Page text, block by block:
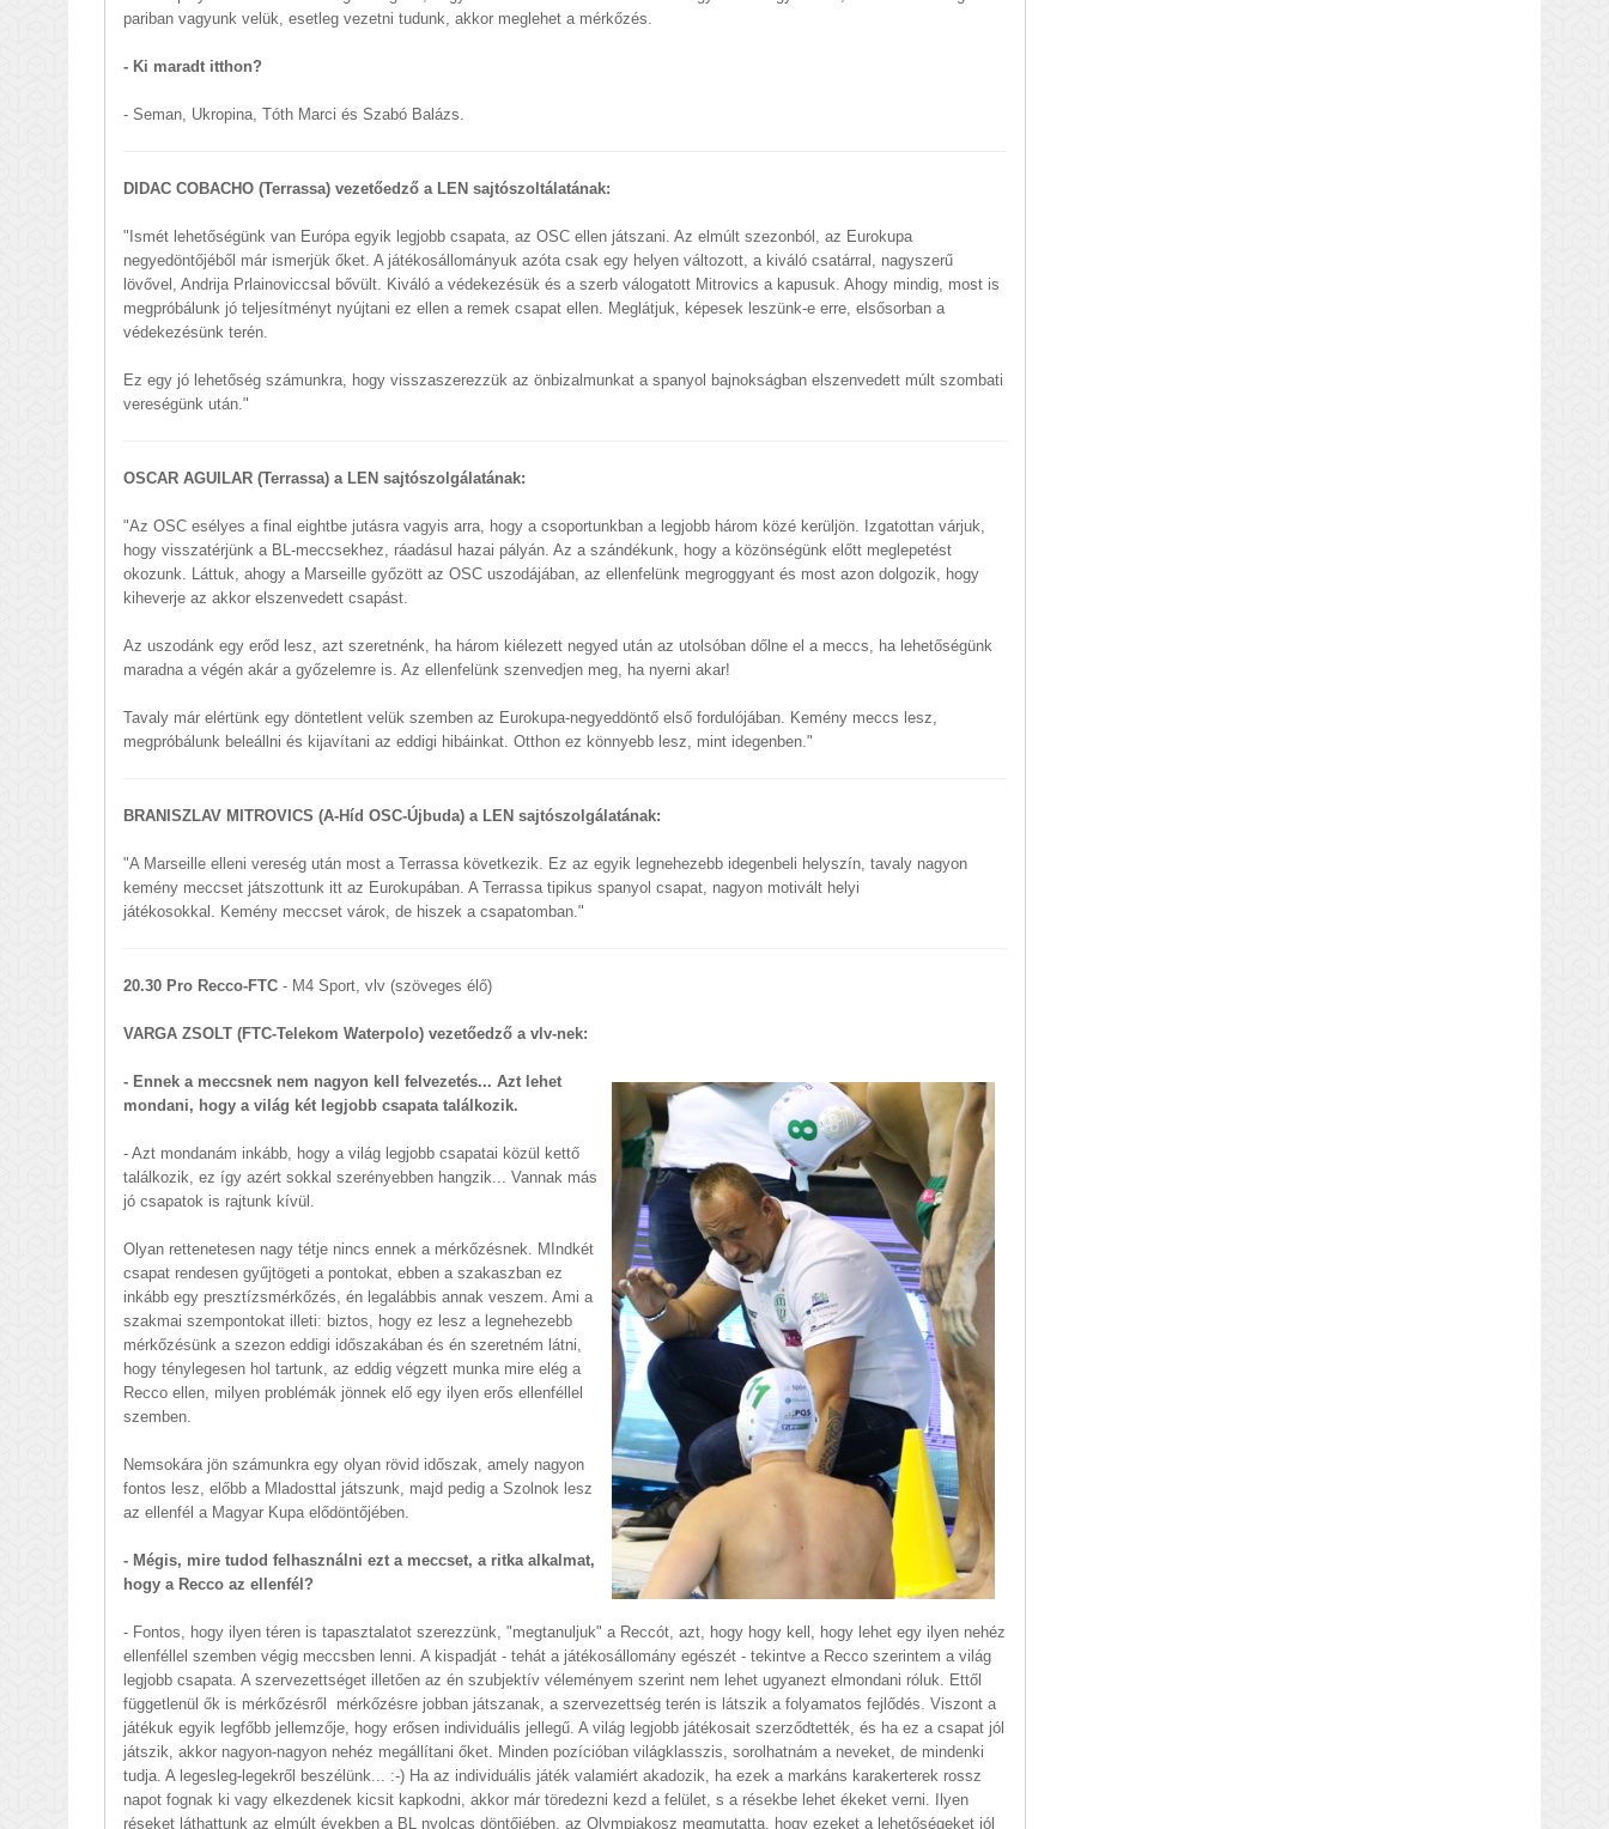
pariban vagyunk velük, esetleg vezetni tudunk, akkor meglehet a mérkőzés.
- Ki maradt itthon?
- Seman, Ukropina, Tóth Marci és Szabó Balázs.
DIDAC COBACHO (Terrassa) vezetőedző a LEN sajtószoltálatának:
"Ismét lehetőségünk van Európa egyik legjobb csapata, az OSC ellen játszani. Az elmúlt szezonból, az Eurokupa
negyedöntőjéből már ismerjük őket. A játékosállományuk azóta csak egy helyen változott, a kiváló csatárral, nagyszerű
lövővel, Andrija Prlainoviccsal bővült. Kiváló a védekezésük és a szerb válogatott Mitrovics a kapusuk. Ahogy mindig, most is
megpróbálunk jó teljesítményt nyújtani ez ellen a remek csapat ellen. Meglátjuk, képesek leszünk-e erre, elsősorban a
védekezésünk terén.
Ez egy jó lehetőség számunkra, hogy visszaszerezzük az önbizalmunkat a spanyol bajnokságban elszenvedett múlt szombati
vereségünk után."
OSCAR AGUILAR (Terrassa) a LEN sajtószolgálatának:
"Az OSC esélyes a final eightbe jutásra vagyis arra, hogy a csoportunkban a legjobb három közé kerüljön. Izgatottan várjuk,
hogy visszatérjünk a BL-meccsekhez, ráadásul hazai pályán. Az a szándékunk, hogy a közönségünk előtt meglepetést
okozunk. Láttuk, ahogy a Marseille győzött az OSC uszodájában, az ellenfelünk megroggyant és most azon dolgozik, hogy
kiheverje az akkor elszenvedett csapást.
Az uszodánk egy erőd lesz, azt szeretnénk, ha három kiélezett negyed után az utolsóban dőlne el a meccs, ha lehetőségünk
maradna a végén akár a győzelemre is. Az ellenfelünk szenvedjen meg, ha nyerni akar!
Tavaly már elértünk egy döntetlent velük szemben az Eurokupa-negyeddöntő első fordulójában. Kemény meccs lesz,
megpróbálunk beleállni és kijavítani az eddigi hibáinkat. Otthon ez könnyebb lesz, mint idegenben."
BRANISZLAV MITROVICS (A-Híd OSC-Újbuda) a LEN sajtószolgálatának:
"A Marseille elleni vereség után most a Terrassa következik. Ez az egyik legnehezebb idegenbeli helyszín, tavaly nagyon
kemény meccset játszottunk itt az Eurokupában. A Terrassa tipikus spanyol csapat, nagyon motivált helyi
játékosokkal. Kemény meccset várok, de hiszek a csapatomban."
20.30 Pro Recco-FTC - M4 Sport, vlv (szöveges élő)
VARGA ZSOLT (FTC-Telekom Waterpolo) vezetőedző a vlv-nek:
- Ennek a meccsnek nem nagyon kell felvezetés... Azt lehet
mondani, hogy a világ két legjobb csapata találkozik.
- Azt mondanám inkább, hogy a világ legjobb csapatai közül kettő
találkozik, ez így azért sokkal szerényebben hangzik... Vannak más
jó csapatok is rajtunk kívül.
Olyan rettenetesen nagy tétje nincs ennek a mérkőzésnek. MIndkét
csapat rendesen gyűjtögeti a pontokat, ebben a szakaszban ez
inkább egy presztízsmérkőzés, én legalábbis annak veszem. Ami a
szakmai szempontokat illeti: biztos, hogy ez lesz a legnehezebb
mérkőzésünk a szezon eddigi időszakában és én szeretném látni,
hogy ténylegesen hol tartunk, az eddig végzett munka mire elég a
Recco ellen, milyen problémák jönnek elő egy ilyen erős ellenféllel
szemben.
Nemsokára jön számunkra egy olyan rövid időszak, amely nagyon
fontos lesz, előbb a Mladosttal játszunk, majd pedig a Szolnok lesz
az ellenfél a Magyar Kupa elődöntőjében.
- Mégis, mire tudod felhasználni ezt a meccset, a ritka alkalmat,
hogy a Recco az ellenfél?
- Fontos, hogy ilyen téren is tapasztalatot szerezzünk, "megtanuljuk" a Reccót, azt, hogy hogy kell, hogy lehet egy ilyen nehéz
ellenféllel szemben végig meccsben lenni. A kispadját - tehát a játékosállomány egészét - tekintve a Recco szerintem a világ
legjobb csapata. A szervezettséget illetően az én szubjektív véleményem szerint nem lehet ugyanezt elmondani róluk. Ettől
függetlenül ők is mérkőzésről mérkőzésre jobban játszanak, a szervezettség terén is látszik a folyamatos fejlődés. Viszont a
játékuk egyik legfőbb jellemzője, hogy erősen individuális jellegű. A világ legjobb játékosait szerződtették, és ha ez a csapat jól
játszik, akkor nagyon-nagyon nehéz megállítani őket. Minden pozícióban világklasszis, sorolhatnám a neveket, de mindenki
tudja. A legesleg-legekről beszélünk... :-) Ha az individuális játék valamiért akadozik, ha ezek a markáns karakerterek rossz
napot fognak ki vagy elkezdenek kicsit kapkodni, akkor már töredezni kezd a felület, s a résekbe lehet ékeket verni. Ilyen
réseket láthattunk az elmúlt években a BL nyolcas döntőjében, az Olympiakosz megmutatta, hogy ezeket a lehetőségeket jól